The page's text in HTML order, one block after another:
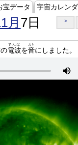
宝データ 宇宙カレン
月 7日 >
の電波
でんぱ
を音
おと
にしました。